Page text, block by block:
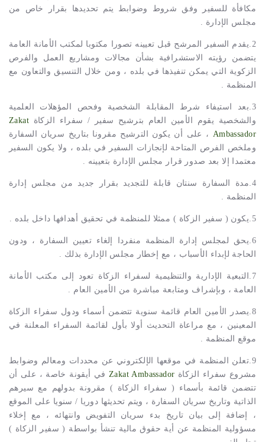
مكافأة للسفير وفق شروط وضوابط يتم تحديدها بقرار خاص من
مجلس الإدارة .
2.يقدم السفير المرشح قبل تعيينه تصورا مكتوبا لمكتب الأمانة العامة
يتضمن رؤيته الاستشرافية بشأن مجالات ومشاريع العمل والفرص
الزكوية التي يمكن تنفيذها في بلده ، ومن خلال التنسيق والتعاون مع
المنظمة .
3.بعد استيفاء شرط المقابلة الشخصية وفحص المؤهلات العلمية
والشخصية يقوم الأمين العام بترشيح سفير / سفراء الزكاة Zakat
Ambassador ، على أن يكون الترشيح مقرونا بتاريخ سريان السفارة
وملخص الفرص المتاحة لإنجازات السفير في بلده ، ولا يكون السفير
معتمدا إلا بعد صدور قرار مجلس الإدارة بتعيينه .
4.مدة السفارة سنتان قابلة للتجديد بقرار جديد من مجلس إدارة
المنظمة .
5.يكون ( سفير الزكاة ) ممثلا للمنظمة في تحقيق أهدافها داخل بلده .
6.يحق لمجلس إدارة المنظمة منفردا إلغاء تعيين السفارة ، ودون
الحاجة لإبداء الأسباب ، مع إخطار مجلس الإدارة بذلك .
7.التبعية الإدارية والتنظيمية لسفراء الزكاة تعود إلى مكتب الأمانة
العامة ، وبإشراف ومتابعة مباشرة من الأمين العام .
8.يصدر الأمين العام قائمة سنوية تتضمن أسماء ودول سفراء الزكاة
المعينين ، مع مراعاة التحديث أولا بأول لقائمة السفراء المعلنة في
موقع المنظمة .
9.تعلن المنظمة في موقعها الإلكتروني عن محددات ومعالم وضوابط
مشروع سفراء الزكاة
Zakat Ambassador
في أيقونة خاصة ، على أن
تتضمن قائمة بأسماء ( سفراء الزكاة ) مقرونة بدولهم مع سيرهم
الذاتية وتاريخ سريان السفارة ، ويتم تحديثها دوريا / سنويا على الموقع
، إضافة إلى بيان تاريخ بدء سريان التفويض وانتهائه ، مع إخلاء
مسؤولية المنظمة عن أية حقوق مالية تنشأ بواسطة ( سفير الزكاة )